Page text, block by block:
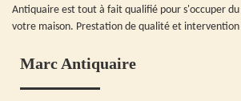
Antiquaire est tout à fait qualifié pour s'occuper
votre maison. Prestation de qualité et
Marc Antiquaire